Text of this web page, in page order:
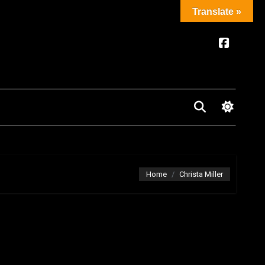
Home Christa Miller
Translate »